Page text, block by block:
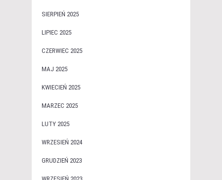
SIERPIEŃ 2025
LIPIEC 2025
CZERWIEC 2025
MAJ 2025
KWIECIEŃ 2025
MARZEC 2025
LUTY 2025
WRZESIEŃ 2024
GRUDZIEŃ 2023